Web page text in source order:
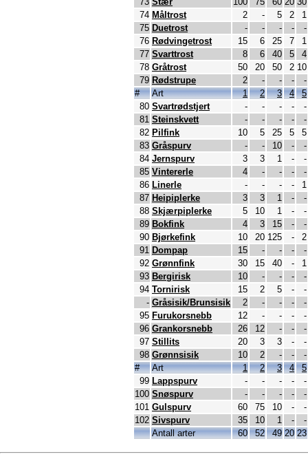
74 Måltrost 2 - 5 2
1
75 Duetrost - - - -
-
76 Rødvingetrost 15 6 25 7
1
77 Svarttrost 8 6 40 5
4
78 Gråtrost 50 20 50 2 10
79 Rødstrupe 2 - - -
-
#
Art 1 2 3 4
5
80 Svartrødstjert - - - -
-
81 Steinskvett - - - -
-
82 Pilfink 10 5 25 5
5
83 Gråspurv - - 10 -
-
84 Jernspurv 3 3 1 -
-
85 Vintererle 4 - - -
-
86 Linerle - - - -
1
87 Heipiplerke 3 3 1 -
-
88 Skjærpiplerke 5 10 1 -
-
89 Bokfink 4 3 15 -
-
90 Bjørkefink 10 20 125 -
2
91 Dompap 15 - - -
-
92 Grønnfink 30 15 40 -
1
93 Bergirisk 10 - - -
-
94 Tornirisk 15 2 5 -
-
- Gråsisik/Brunsisik 2 - - -
-
95 Furukorsnebb 12 - - -
-
96 Grankorsnebb 26 12 - -
-
97 Stillits 20 3 3 -
-
98 Grønnsisik 10 2 - -
-
#
Art 1 2 3 4
5
99 Lappspurv - - - -
-
100 Snøspurv - - - -
-
101 Gulspurv 60 75 10 -
-
102 Sivspurv 35 10 1 -
-
Antall arter
60 52 49 20 23